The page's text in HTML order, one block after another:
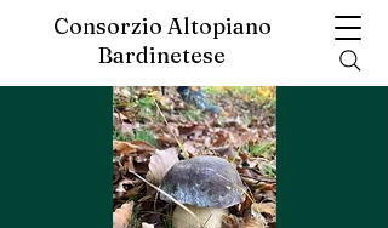
Consorzio Altopiano
Bardinetese